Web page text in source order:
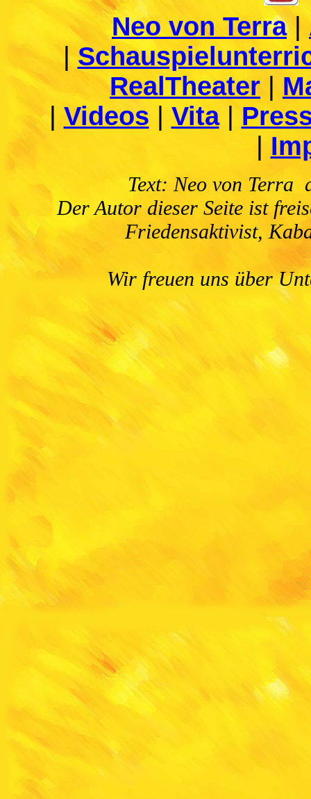
Neo von Terra
|
RealTheater
| Videos Vita|
Text: Neo von
Der Autor dieser Seite ist
Friedensaktivist,
Wir freuen uns über